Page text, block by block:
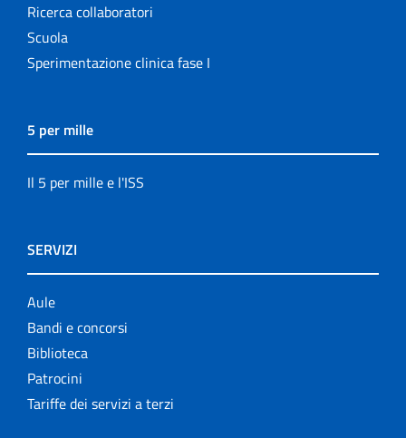
Ricerca collaboratori
Scuola
Sperimentazione clinica fase I
5 per mille
Il 5 per mille e l'ISS
SERVIZI
Aule
Bandi e concorsi
Biblioteca
Patrocini
Tariffe dei servizi a terzi